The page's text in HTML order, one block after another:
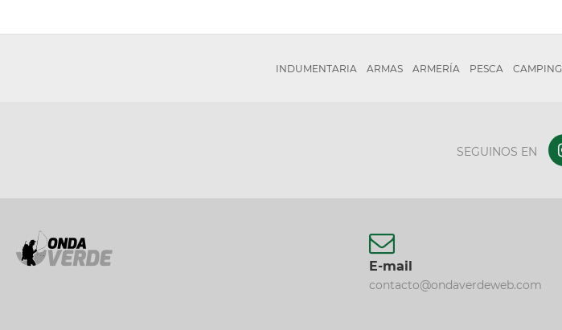
INDUMENTARIA ARMAS ARMERÍA PESCA CAMPING
SEGUINOS EN
E-mail
contacto@ondaverdeweb.com